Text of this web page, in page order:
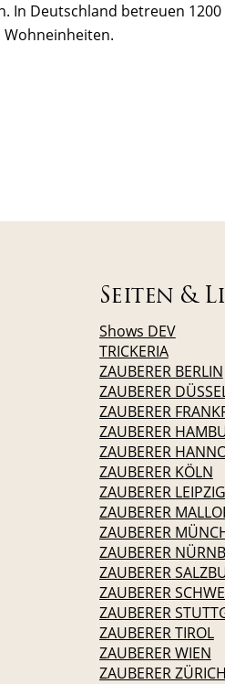
In Deutschland betreuen 1200
Seiten &
Shows DEV
TRICKERIA
ZAUBERER BERLIN
ZAUBERER
ZAUBERER
ZAUBERER
ZAUBERER
ZAUBERER KÖLN
ZAUBERER LEIPZIG
ZAUBERER
ZAUBERER
ZAUBERER
ZAUBERER
ZAUBERER
ZAUBERER
ZAUBERER TIROL
ZAUBERER WIEN
ZAUBERER ZÜRICH